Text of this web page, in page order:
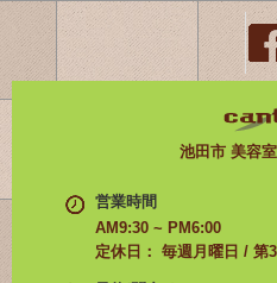
池田市 美容
営業時間
AM9:30 ~ PM6:00
定休日： 毎週月曜日 / 第